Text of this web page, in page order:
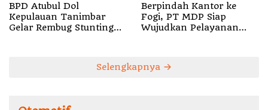
BPD Atubul Dol
Kepulauan Tanimbar
Gelar Rembug Stunting
Berpindah Kantor ke
Fogi, PT MDP Siap
Wujudkan Pelayanan
Selengkapnya